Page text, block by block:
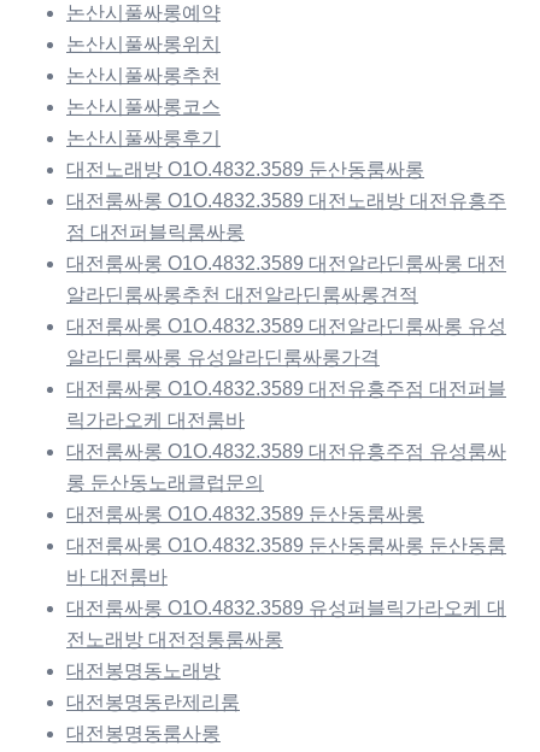
논산시풀싸롱예약
논산시풀싸롱위치
논산시풀싸롱추천
논산시풀싸롱코스
논산시풀싸롱후기
대전노래방 O1O.4832.3589 둔산동룸싸롱
대전룸싸롱 O1O.4832.3589 대전노래방 대전유흥주
점 대전퍼블릭룸싸롱
대전룸싸롱 O1O.4832.3589 대전알라딘룸싸롱 대전
알라딘룸싸롱추천 대전알라딘룸싸롱견적
대전룸싸롱 O1O.4832.3589 대전알라딘룸싸롱 유성
알라딘룸싸롱 유성알라딘룸싸롱가격
대전룸싸롱 O1O.4832.3589 대전유흥주점 대전퍼블
릭가라오케 대전룸바
대전룸싸롱 O1O.4832.3589 대전유흥주점 유성룸싸
롱 둔산동노래클럽문의
대전룸싸롱 O1O.4832.3589 둔산동룸싸롱
대전룸싸롱 O1O.4832.3589 둔산동룸싸롱 둔산동룸
바 대전룸바
대전룸싸롱 O1O.4832.3589 유성퍼블릭가라오케 대
전노래방 대전정통룸싸롱
대전봉명동노래방
대전봉명동란제리룸
대전봉명동룸사롱